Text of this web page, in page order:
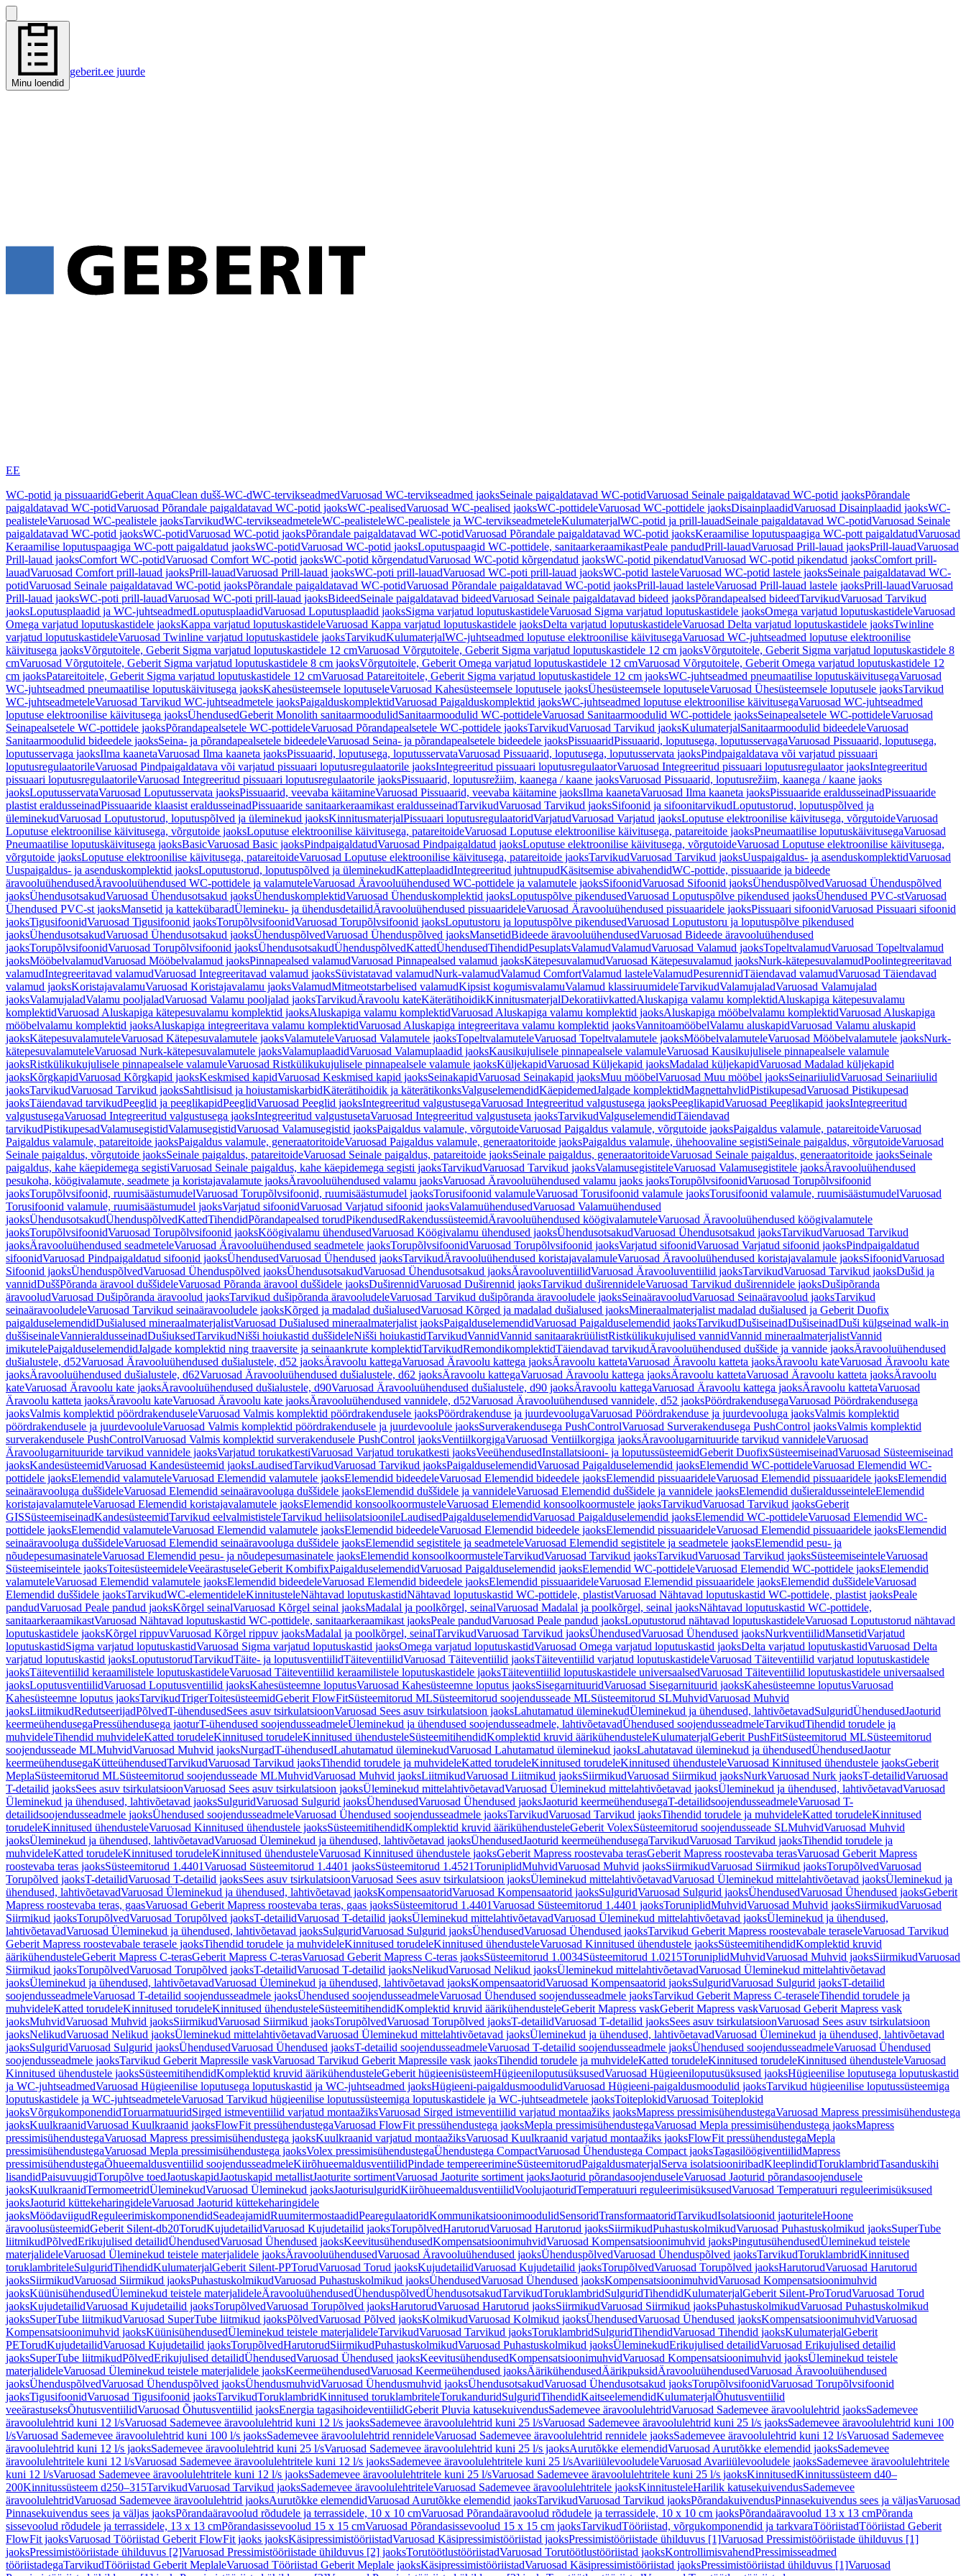
Minu loendid
geberit.ee juurde
EE
WC-potid ja pissuaaridGeberit AquaClean dušš-WC-dWC-tervikseadmedVaruosad WC-tervikseadmed jaoksSeinale paigaldatavad WC-potidVaruosad Seinale paigaldatavad WC-potid jaoksPõrandale
paigaldatavad WC-potidVaruosad Põrandale paigaldatavad WC-potid jaoksWC-pealisedVaruosad WC-pealised jaoksWC-pottideleVaruosad WC-pottidele jaoksDisainplaadidVaruosad Disainplaadid jaoksWC-
pealisteleVaruosad WC-pealistele jaoksTarvikudWC-tervikseadmeteleWC-pealisteleWC-pealistele ja WC-tervikseadmeteleKulumaterjalWC-potid ja prill-lauadSeinale paigaldatavad WC-potidVaruosad Seinale
paigaldatavad WC-potid jaoksWC-potidVaruosad WC-potid jaoksPõrandale paigaldatavad WC-potidVaruosad Põrandale paigaldatavad WC-potid jaoksKeraamilise loputuspaagiga WC-pott paigaldatudVaruosad
Keraamilise loputuspaagiga WC-pott paigaldatud jaoksWC-potidVaruosad WC-potid jaoksLoputuspaagid WC-pottidele, sanitaarkeraamikastPeale pandudPrill-lauadVaruosad Prill-lauad jaoksPrill-lauadVaruosad
Prill-lauad jaoksComfort WC-potidVaruosad Comfort WC-potid jaoksWC-potid kõrgendatudVaruosad WC-potid kõrgendatud jaoksWC-potid pikendatudVaruosad WC-potid pikendatud jaoksComfort prill-
lauadVaruosad Comfort prill-lauad jaoksPrill-lauadVaruosad Prill-lauad jaoksWC-poti prill-lauadVaruosad WC-poti prill-lauad jaoksWC-potid lasteleVaruosad WC-potid lastele jaoksSeinale paigaldatavad WC-
potidVaruosad Seinale paigaldatavad WC-potid jaoksPõrandale paigaldatavad WC-potidVaruosad Põrandale paigaldatavad WC-potid jaoksPrill-lauad lasteleVaruosad Prill-lauad lastele jaoksPrill-lauadVaruosad
Prill-lauad jaoksWC-poti prill-lauadVaruosad WC-poti prill-lauad jaoksBideedSeinale paigaldatavad bideedVaruosad Seinale paigaldatavad bideed jaoksPõrandapealsed bideedTarvikudVaruosad Tarvikud
jaoksLoputusplaadid ja WC-juhtseadmedLoputusplaadidVaruosad Loputusplaadid jaoksSigma varjatud loputuskastideleVaruosad Sigma varjatud loputuskastidele jaoksOmega varjatud loputuskastideleVaruosad
Omega varjatud loputuskastidele jaoksKappa varjatud loputuskastideleVaruosad Kappa varjatud loputuskastidele jaoksDelta varjatud loputuskastideleVaruosad Delta varjatud loputuskastidele jaoksTwinline
varjatud loputuskastideleVaruosad Twinline varjatud loputuskastidele jaoksTarvikudKulumaterjalWC-juhtseadmed loputuse elektroonilise käivitusegaVaruosad WC-juhtseadmed loputuse elektroonilise
käivitusega jaoksVõrgutoitele, Geberit Sigma varjatud loputuskastidele 12 cmVaruosad Võrgutoitele, Geberit Sigma varjatud loputuskastidele 12 cm jaoksVõrgutoitele, Geberit Sigma varjatud loputuskastidele 8
cmVaruosad Võrgutoitele, Geberit Sigma varjatud loputuskastidele 8 cm jaoksVõrgutoitele, Geberit Omega varjatud loputuskastidele 12 cmVaruosad Võrgutoitele, Geberit Omega varjatud loputuskastidele 12
cm jaoksPatareitoitele, Geberit Sigma varjatud loputuskastidele 12 cmVaruosad Patareitoitele, Geberit Sigma varjatud loputuskastidele 12 cm jaoksWC-juhtseadmed pneumaatilise loputuskäivitusegaVaruosad
WC-juhtseadmed pneumaatilise loputuskäivitusega jaoksKahesüsteemsele loputuseleVaruosad Kahesüsteemsele loputusele jaoksÜhesüsteemsele loputuseleVaruosad Ühesüsteemsele loputusele jaoksTarvikud
WC-juhtseadmeteleVaruosad Tarvikud WC-juhtseadmetele jaoksPaigalduskomplektidVaruosad Paigalduskomplektid jaoksWC-juhtseadmed loputuse elektroonilise käivitusegaVaruosad WC-juhtseadmed
loputuse elektroonilise käivitusega jaoksÜhendusedGeberit Monolith sanitaarmoodulidSanitaarmoodulid WC-pottideleVaruosad Sanitaarmoodulid WC-pottidele jaoksSeinapealsetele WC-pottideleVaruosad
Seinapealsetele WC-pottidele jaoksPõrandapealsetele WC-pottideleVaruosad Põrandapealsetele WC-pottidele jaoksTarvikudVaruosad Tarvikud jaoksKulumaterjalSanitaarmoodulid bideedeleVaruosad
Sanitaarmoodulid bideedele jaoksSeina- ja põrandapealsetele bideedeleVaruosad Seina- ja põrandapealsetele bideedele jaoksPissuaaridPissuaarid, loputusega, loputusservagaVaruosad Pissuaarid, loputusega,
loputusservaga jaoksIlma kaanetaVaruosad Ilma kaaneta jaoksPissuaarid, loputusega, loputusservataVaruosad Pissuaarid, loputusega, loputusservata jaoksPindpaigaldatava või varjatud pissuaari
loputusregulaatorileVaruosad Pindpaigaldatava või varjatud pissuaari loputusregulaatorile jaoksIntegreeritud pissuaari loputusregulaatorVaruosad Integreeritud pissuaari loputusregulaator jaoksIntegreeritud
pissuaari loputusregulaatorileVaruosad Integreeritud pissuaari loputusregulaatorile jaoksPissuaarid, loputusrežiim, kaanega / kaane jaoksVaruosad Pissuaarid, loputusrežiim, kaanega / kaane jaoks
jaoksLoputusservataVaruosad Loputusservata jaoksPissuaarid, veevaba käitamineVaruosad Pissuaarid, veevaba käitamine jaoksIlma kaanetaVaruosad Ilma kaaneta jaoksPissuaaride eraldusseinadPissuaaride
plastist eraldusseinadPissuaaride klaasist eraldusseinadPissuaaride sanitaarkeraamikast eraldusseinadTarvikudVaruosad Tarvikud jaoksSifoonid ja sifoonitarvikudLoputustorud, loputuspõlved ja
üleminekudVaruosad Loputustorud, loputuspõlved ja üleminekud jaoksKinnitusmaterjalPissuaari loputusregulaatoridVarjatudVaruosad Varjatud jaoksLoputuse elektroonilise käivitusega, võrgutoideVaruosad
Loputuse elektroonilise käivitusega, võrgutoide jaoksLoputuse elektroonilise käivitusega, patareitoideVaruosad Loputuse elektroonilise käivitusega, patareitoide jaoksPneumaatilise loputuskäivitusegaVaruosad
Pneumaatilise loputuskäivitusega jaoksBasicVaruosad Basic jaoksPindpaigaldatudVaruosad Pindpaigaldatud jaoksLoputuse elektroonilise käivitusega, võrgutoideVaruosad Loputuse elektroonilise käivitusega,
võrgutoide jaoksLoputuse elektroonilise käivitusega, patareitoideVaruosad Loputuse elektroonilise käivitusega, patareitoide jaoksTarvikudVaruosad Tarvikud jaoksUuspaigaldus- ja asenduskomplektidVaruosad
Uuspaigaldus- ja asenduskomplektid jaoksLoputustorud, loputuspõlved ja üleminekudKatteplaadidIntegreeritud juhtnupudKäsitsemise abivahendidWC-pottide, pissuaaride ja bideede
äravooluühendusedÄravooluühendused WC-pottidele ja valamuteleVaruosad Äravooluühendused WC-pottidele ja valamutele jaoksSifoonidVaruosad Sifoonid jaoksÜhenduspõlvedVaruosad Ühenduspõlved
jaoksÜhendusotsakudVaruosad Ühendusotsakud jaoksÜhenduskomplektidVaruosad Ühenduskomplektid jaoksLoputuspõlve pikendusedVaruosad Loputuspõlve pikendused jaoksÜhendused PVC-stVaruosad
Ühendused PVC-st jaoksMansetid ja kattekübaradÜlemineku- ja ühendusdetailidÄravooluühendused pissuaarideleVaruosad Äravooluühendused pissuaaridele jaoksPissuaari sifoonidVaruosad Pissuaari sifoonid
jaoksTigusifoonidVaruosad Tigusifoonid jaoksTorupõlvsifoonidVaruosad Torupõlvsifoonid jaoksLoputustoru ja loputuspõlve pikendusedVaruosad Loputustoru ja loputuspõlve pikendused
jaoksÜhendusotsakudVaruosad Ühendusotsakud jaoksÜhenduspõlvedVaruosad Ühenduspõlved jaoksMansetidBideede äravooluühendusedVaruosad Bideede äravooluühendused
jaoksTorupõlvsifoonidVaruosad Torupõlvsifoonid jaoksÜhendusotsakudÜhenduspõlvedKattedÜhendusedTihendidPesuplatsValamudValamudVaruosad Valamud jaoksTopeltvalamudVaruosad Topeltvalamud
jaoksMööbelvalamudVaruosad Mööbelvalamud jaoksPinnapealsed valamudVaruosad Pinnapealsed valamud jaoksKätepesuvalamudVaruosad Kätepesuvalamud jaoksNurk-kätepesuvalamudPoolintegreeritavad
valamudIntegreeritavad valamudVaruosad Integreeritavad valamud jaoksSüvistatavad valamudNurk-valamudValamud ComfortValamud lasteleValamudPesurennidTäiendavad valamudVaruosad Täiendavad
valamud jaoksKoristajavalamuVaruosad Koristajavalamu jaoksValamudMitmeotstarbelised valamudKipsist kogumisvalamuValamud klassiruumideleTarvikudValamujaladVaruosad Valamujalad
jaoksValamujaladValamu pooljaladVaruosad Valamu pooljalad jaoksTarvikudÄravoolu kateKäterätihoidikKinnitusmaterjalDekoratiivkattedAluskapiga valamu komplektidAluskapiga kätepesuvalamu
komplektidVaruosad Aluskapiga kätepesuvalamu komplektid jaoksAluskapiga valamu komplektidVaruosad Aluskapiga valamu komplektid jaoksAluskapiga mööbelvalamu komplektidVaruosad Aluskapiga
mööbelvalamu komplektid jaoksAluskapiga integreeritava valamu komplektidVaruosad Aluskapiga integreeritava valamu komplektid jaoksVannitoamööbelValamu aluskapidVaruosad Valamu aluskapid
jaoksKätepesuvalamuteleVaruosad Kätepesuvalamutele jaoksValamuteleVaruosad Valamutele jaoksTopeltvalamuteleVaruosad Topeltvalamutele jaoksMööbelvalamuteleVaruosad Mööbelvalamutele jaoksNurk-
kätepesuvalamuteleVaruosad Nurk-kätepesuvalamutele jaoksValamuplaadidVaruosad Valamuplaadid jaoksKausikujulisele pinnapealsele valamuleVaruosad Kausikujulisele pinnapealsele valamule
jaoksRistkülikukujulisele pinnapealsele valamuleVaruosad Ristkülikukujulisele pinnapealsele valamule jaoksKüljekapidVaruosad Küljekapid jaoksMadalad küljekapidVaruosad Madalad küljekapid
jaoksKõrgkapidVaruosad Kõrgkapid jaoksKeskmised kapidVaruosad Keskmised kapid jaoksSeinakapidVaruosad Seinakapid jaoksMuu mööbelVaruosad Muu mööbel jaoksSeinariiulidVaruosad Seinariiulid
jaoksTarvikudVaruosad Tarvikud jaoksSahtlisisud ja hoiustamiskarbidKäterätihoidik ja käterätikonksValguselemendidKäepidemedJalgade komplektidMagnettahvlidPistikupesadVaruosad Pistikupesad
jaoksTäiendavad tarvikudPeeglid ja peeglikapidPeeglidVaruosad Peeglid jaoksIntegreeritud valgustusegaVaruosad Integreeritud valgustusega jaoksPeeglikapidVaruosad Peeglikapid jaoksIntegreeritud
valgustusegaVaruosad Integreeritud valgustusega jaoksIntegreeritud valgustusetaVaruosad Integreeritud valgustuseta jaoksTarvikudValguselemendidTäiendavad
tarvikudPistikupesadValamusegistidValamusegistidVaruosad Valamusegistid jaoksPaigaldus valamule, võrgutoideVaruosad Paigaldus valamule, võrgutoide jaoksPaigaldus valamule, patareitoideVaruosad
Paigaldus valamule, patareitoide jaoksPaigaldus valamule, generaatoritoideVaruosad Paigaldus valamule, generaatoritoide jaoksPaigaldus valamule, ühehoovaline segistiSeinale paigaldus, võrgutoideVaruosad
Seinale paigaldus, võrgutoide jaoksSeinale paigaldus, patareitoideVaruosad Seinale paigaldus, patareitoide jaoksSeinale paigaldus, generaatoritoideVaruosad Seinale paigaldus, generaatoritoide jaoksSeinale
paigaldus, kahe käepidemega segistiVaruosad Seinale paigaldus, kahe käepidemega segisti jaoksTarvikudVaruosad Tarvikud jaoksValamusegistiteleVaruosad Valamusegistitele jaoksÄravooluühendused
pesukoha, köögivalamute, seadmete ja koristajavalamute jaoksÄravooluühendused valamu jaoksVaruosad Äravooluühendused valamu jaoks jaoksTorupõlvsifoonidVaruosad Torupõlvsifoonid
jaoksTorupõlvsifoonid, ruumisäästumudelVaruosad Torupõlvsifoonid, ruumisäästumudel jaoksTorusifoonid valamuleVaruosad Torusifoonid valamule jaoksTorusifoonid valamule, ruumisäästumudelVaruosad
Torusifoonid valamule, ruumisäästumudel jaoksVarjatud sifoonidVaruosad Varjatud sifoonid jaoksValamuühendusedVaruosad Valamuühendused
jaoksÜhendusotsakudÜhenduspõlvedKattedTihendidPõrandapealsed torudPikendusedRakendussüsteemidÄravooluühendused köögivalamuteleVaruosad Äravooluühendused köögivalamutele
jaoksTorupõlvsifoonidVaruosad Torupõlvsifoonid jaoksKöögivalamu ühendusedVaruosad Köögivalamu ühendused jaoksÜhendusotsakudVaruosad Ühendusotsakud jaoksTarvikudVaruosad Tarvikud
jaoksÄravooluühendused seadmeteleVaruosad Äravooluühendused seadmetele jaoksTorupõlvsifoonidVaruosad Torupõlvsifoonid jaoksVarjatud sifoonidVaruosad Varjatud sifoonid jaoksPindpaigaldatud
sifoonidVaruosad Pindpaigaldatud sifoonid jaoksÜhendusedVaruosad Ühendused jaoksTarvikudÄravooluühendused koristajavalamuleVaruosad Äravooluühendused koristajavalamule jaoksSifoonidVaruosad
Sifoonid jaoksÜhenduspõlvedVaruosad Ühenduspõlved jaoksÜhendusotsakudVaruosad Ühendusotsakud jaoksÄravooluventiilidVaruosad Äravooluventiilid jaoksTarvikudVaruosad Tarvikud jaoksDušid ja
vannidDuššPõranda äravool duššideleVaruosad Põranda äravool duššidele jaoksDuširennidVaruosad Duširennid jaoksTarvikud duširennideleVaruosad Tarvikud duširennidele jaoksDušipõranda
äravooludVaruosad Dušipõranda äravoolud jaoksTarvikud dušipõranda äravooludeleVaruosad Tarvikud dušipõranda äravooludele jaoksSeinaäravooludVaruosad Seinaäravoolud jaoksTarvikud
seinaäravooludeleVaruosad Tarvikud seinaäravooludele jaoksKõrged ja madalad dušialusedVaruosad Kõrged ja madalad dušialused jaoksMineraalmaterjalist madalad dušialused ja Geberit Duofix
paigalduselemendidDušialused mineraalmaterjalistVaruosad Dušialused mineraalmaterjalist jaoksPaigalduselemendidVaruosad Paigalduselemendid jaoksTarvikudDušiseinadDušiseinadDuši külgseinad walk-in
duššiseinaleVannieraldusseinadDušiuksedTarvikudNišši hoiukastid duššideleNišši hoiukastidTarvikudVannidVannid sanitaarakrüülistRistkülikukujulised vannidVannid mineraalmaterjalistVannid
imikutelePaigalduselemendidJalgade komplektid ning traaversite ja seinaankrute komplektidTarvikudRemondikomplektidTäiendavad tarvikudÄravooluühendused duššide ja vannide jaoksÄravooluühendused
dušialustele, d52Varuosad Äravooluühendused dušialustele, d52 jaoksÄravoolu kattegaVaruosad Äravoolu kattega jaoksÄravoolu kattetaVaruosad Äravoolu katteta jaoksÄravoolu kateVaruosad Äravoolu kate
jaoksÄravooluühendused dušialustele, d62Varuosad Äravooluühendused dušialustele, d62 jaoksÄravoolu kattegaVaruosad Äravoolu kattega jaoksÄravoolu kattetaVaruosad Äravoolu katteta jaoksÄravoolu
kateVaruosad Äravoolu kate jaoksÄravooluühendused dušialustele, d90Varuosad Äravooluühendused dušialustele, d90 jaoksÄravoolu kattegaVaruosad Äravoolu kattega jaoksÄravoolu kattetaVaruosad
Äravoolu katteta jaoksÄravoolu kateVaruosad Äravoolu kate jaoksÄravooluühendused vannidele, d52Varuosad Äravooluühendused vannidele, d52 jaoksPöördrakendusegaVaruosad Pöördrakendusega
jaoksValmis komplektid pöördrakenduseleVaruosad Valmis komplektid pöördrakendusele jaoksPöördrakenduse ja juurdevoolugaVaruosad Pöördrakenduse ja juurdevooluga jaoksValmis komplektid
pöördrakendusele ja juurdevooluleVaruosad Valmis komplektid pöördrakendusele ja juurdevoolule jaoksSurverakendusega PushControlVaruosad Surverakendusega PushControl jaoksValmis komplektid
surverakendusele PushControlVaruosad Valmis komplektid surverakendusele PushControl jaoksVentiilkorgigaVaruosad Ventiilkorgiga jaoksÄravoolugarnituuride tarvikud vannideleVaruosad
Äravoolugarnituuride tarvikud vannidele jaoksVarjatud torukatkestiVaruosad Varjatud torukatkesti jaoksVeeühendusedInstallatsiooni- ja loputussüsteemidGeberit DuofixSüsteemiseinadVaruosad Süsteemiseinad
jaoksKandesüsteemidVaruosad Kandesüsteemid jaoksLaudisedTarvikudVaruosad Tarvikud jaoksPaigalduselemendidVaruosad Paigalduselemendid jaoksElemendid WC-pottideleVaruosad Elemendid WC-
pottidele jaoksElemendid valamuteleVaruosad Elemendid valamutele jaoksElemendid bideedeleVaruosad Elemendid bideedele jaoksElemendid pissuaarideleVaruosad Elemendid pissuaaridele jaoksElemendid
seinaäravooluga duššideleVaruosad Elemendid seinaäravooluga duššidele jaoksElemendid duššidele ja vannideleVaruosad Elemendid duššidele ja vannidele jaoksElemendid dušieraldusseinteleElemendid
koristajavalamuteleVaruosad Elemendid koristajavalamutele jaoksElemendid konsoolkoormusteleVaruosad Elemendid konsoolkoormustele jaoksTarvikudVaruosad Tarvikud jaoksGeberit
GISSüsteemiseinadKandesüsteemidTarvikud eelvalmististeleTarvikud heliisolatsioonileLaudisedPaigalduselemendidVaruosad Paigalduselemendid jaoksElemendid WC-pottideleVaruosad Elemendid WC-
pottidele jaoksElemendid valamuteleVaruosad Elemendid valamutele jaoksElemendid bideedeleVaruosad Elemendid bideedele jaoksElemendid pissuaarideleVaruosad Elemendid pissuaaridele jaoksElemendid
seinaäravooluga duššideleVaruosad Elemendid seinaäravooluga duššidele jaoksElemendid segistitele ja seadmeteleVaruosad Elemendid segistitele ja seadmetele jaoksElemendid pesu- ja
nõudepesumasinateleVaruosad Elemendid pesu- ja nõudepesumasinatele jaoksElemendid konsoolkoormusteleTarvikudVaruosad Tarvikud jaoksTarvikudVaruosad Tarvikud jaoksSüsteemiseinteleVaruosad
Süsteemiseintele jaoksToitesüsteemideleVeeärastuseleGeberit KombifixPaigalduselemendidVaruosad Paigalduselemendid jaoksElemendid WC-pottideleVaruosad Elemendid WC-pottidele jaoksElemendid
valamuteleVaruosad Elemendid valamutele jaoksElemendid bideedeleVaruosad Elemendid bideedele jaoksElemendid pissuaarideleVaruosad Elemendid pissuaaridele jaoksElemendid duššideleVaruosad
Elemendid duššidele jaoksTarvikudWC-elementideleKinnitusteleNähtavad loputuskastidNähtavad loputuskastid WC-pottidele, plastistVaruosad Nähtavad loputuskastid WC-pottidele, plastist jaoksPeale
pandudVaruosad Peale pandud jaoksKõrgel seinalVaruosad Kõrgel seinal jaoksMadalal ja poolkõrgel, seinalVaruosad Madalal ja poolkõrgel, seinal jaoksNähtavad loputuskastid WC-pottidele,
sanitaarkeraamikastVaruosad Nähtavad loputuskastid WC-pottidele, sanitaarkeraamikast jaoksPeale pandudVaruosad Peale pandud jaoksLoputustorud nähtavad loputuskastideleVaruosad Loputustorud nähtavad
loputuskastidele jaoksKõrgel rippuvVaruosad Kõrgel rippuv jaoksMadalal ja poolkõrgel, seinalTarvikudVaruosad Tarvikud jaoksÜhendusedVaruosad Ühendused jaoksNurkventiilidMansetidVarjatud
loputuskastidSigma varjatud loputuskastidVaruosad Sigma varjatud loputuskastid jaoksOmega varjatud loputuskastidVaruosad Omega varjatud loputuskastid jaoksDelta varjatud loputuskastidVaruosad Delta
varjatud loputuskastid jaoksLoputustorudTarvikudTäite- ja loputusventiilidTäiteventiilidVaruosad Täiteventiilid jaoksTäiteventiilid varjatud loputuskastideleVaruosad Täiteventiilid varjatud loputuskastidele
jaoksTäiteventiilid keraamilistele loputuskastideleVaruosad Täiteventiilid keraamilistele loputuskastidele jaoksTäiteventiilid loputuskastidele universaalsedVaruosad Täiteventiilid loputuskastidele universaalsed
jaoksLoputusventiilidVaruosad Loputusventiilid jaoksKahesüsteemne loputusVaruosad Kahesüsteemne loputus jaoksSisegarnituuridVaruosad Sisegarnituurid jaoksKahesüsteemne loputusVaruosad
Kahesüsteemne loputus jaoksTarvikudTrigerToitesüsteemidGeberit FlowFitSüsteemitorud MLSüsteemitorud soojendusseade MLSüsteemitorud SLMuhvidVaruosad Muhvid
jaoksLiitmikudRedutseerijadPõlvedT-ühendusedSees asuv tsirkulatsioonVaruosad Sees asuv tsirkulatsioon jaoksLahutamatud üleminekudÜleminekud ja ühendused, lahtivõetavadSulguridÜhendusedJaoturid
keermeühendusegaPressühendusega jaoturT-ühendused soojendusseadmeleÜleminekud ja ühendused soojendusseadmele, lahtivõetavadÜhendused soojendusseadmeleTarvikudTihendid torudele ja
muhvideleTihendid muhvideleKatted torudeleKinnitused torudeleKinnitused ühendusteleSüsteemitihendidKomplektid kruvid äärikühendusteleKulumaterjalGeberit PushFitSüsteemitorud MLSüsteemitorud
soojendusseade MLMuhvidVaruosad Muhvid jaoksNurgadT-ühendusedLahutamatud üleminekudVaruosad Lahutamatud üleminekud jaoksLahutatavad üleminekud ja ühendusedÜhendusedJaotur
keermeühendusegaKütteühendusedTarvikudVaruosad Tarvikud jaoksTihendid torudele ja muhvideleKatted torudeleKinnitused torudeleKinnitused ühendusteleVaruosad Kinnitused ühendustele jaoksGeberit
MeplaSüsteemitorud MLSüsteemitorud soojendusseade MLMuhvidVaruosad Muhvid jaoksLiitmikudVaruosad Liitmikud jaoksSiirmikudVaruosad Siirmikud jaoksNurkVaruosad Nurk jaoksT-detailidVaruosad
T-detailid jaoksSees asuv tsirkulatsioonVaruosad Sees asuv tsirkulatsioon jaoksÜleminekud mittelahtivõetavadVaruosad Üleminekud mittelahtivõetavad jaoksÜleminekud ja ühendused, lahtivõetavadVaruosad
Üleminekud ja ühendused, lahtivõetavad jaoksSulguridVaruosad Sulgurid jaoksÜhendusedVaruosad Ühendused jaoksJaoturid keermeühendusegaT-detailidsoojendusseadmeleVaruosad T-
detailidsoojendusseadmele jaoksÜhendused soojendusseadmeleVaruosad Ühendused soojendusseadmele jaoksTarvikudVaruosad Tarvikud jaoksTihendid torudele ja muhvideleKatted torudeleKinnitused
torudeleKinnitused ühendusteleVaruosad Kinnitused ühendustele jaoksSüsteemitihendidKomplektid kruvid äärikühendusteleGeberit VolexSüsteemitorud soojendusseade SLMuhvidVaruosad Muhvid
jaoksÜleminekud ja ühendused, lahtivõetavadVaruosad Üleminekud ja ühendused, lahtivõetavad jaoksÜhendusedJaoturid keermeühendusegaTarvikudVaruosad Tarvikud jaoksTihendid torudele ja
muhvideleKatted torudeleKinnitused torudeleKinnitused ühendusteleVaruosad Kinnitused ühendustele jaoksGeberit Mapress roostevaba terasGeberit Mapress roostevaba terasVaruosad Geberit Mapress
roostevaba teras jaoksSüsteemitorud 1.4401Varuosad Süsteemitorud 1.4401 jaoksSüsteemitorud 1.4521ToruniplidMuhvidVaruosad Muhvid jaoksSiirmikudVaruosad Siirmikud jaoksTorupõlvedVaruosad
Torupõlved jaoksT-detailidVaruosad T-detailid jaoksSees asuv tsirkulatsioonVaruosad Sees asuv tsirkulatsioon jaoksÜleminekud mittelahtivõetavadVaruosad Üleminekud mittelahtivõetavad jaoksÜleminekud ja
ühendused, lahtivõetavadVaruosad Üleminekud ja ühendused, lahtivõetavad jaoksKompensaatoridVaruosad Kompensaatorid jaoksSulguridVaruosad Sulgurid jaoksÜhendusedVaruosad Ühendused jaoksGeberit
Mapress roostevaba teras, gaasVaruosad Geberit Mapress roostevaba teras, gaas jaoksSüsteemitorud 1.4401Varuosad Süsteemitorud 1.4401 jaoksToruniplidMuhvidVaruosad Muhvid jaoksSiirmikudVaruosad
Siirmikud jaoksTorupõlvedVaruosad Torupõlved jaoksT-detailidVaruosad T-detailid jaoksÜleminekud mittelahtivõetavadVaruosad Üleminekud mittelahtivõetavad jaoksÜleminekud ja ühendused,
lahtivõetavadVaruosad Üleminekud ja ühendused, lahtivõetavad jaoksSulguridVaruosad Sulgurid jaoksÜhendusedVaruosad Ühendused jaoksTarvikud Geberit Mapress roostevabale teraseleVaruosad Tarvikud
Geberit Mapress roostevabale terasele jaoksTihendid torudele ja muhvideleKinnitused torudeleKinnitused ühendusteleVaruosad Kinnitused ühendustele jaoksSüsteemitihendidKomplektid kruvid
äärikühendusteleGeberit Mapress C-terasGeberit Mapress C-terasVaruosad Geberit Mapress C-teras jaoksSüsteemitorud 1.0034Süsteemitorud 1.0215ToruniplidMuhvidVaruosad Muhvid jaoksSiirmikudVaruosad
Siirmikud jaoksTorupõlvedVaruosad Torupõlved jaoksT-detailidVaruosad T-detailid jaoksNelikudVaruosad Nelikud jaoksÜleminekud mittelahtivõetavadVaruosad Üleminekud mittelahtivõetavad
jaoksÜleminekud ja ühendused, lahtivõetavadVaruosad Üleminekud ja ühendused, lahtivõetavad jaoksKompensaatoridVaruosad Kompensaatorid jaoksSulguridVaruosad Sulgurid jaoksT-detailid
soojendusseadmeleVaruosad T-detailid soojendusseadmele jaoksÜhendused soojendusseadmeleVaruosad Ühendused soojendusseadmele jaoksTarvikud Geberit Mapress C-teraseleTihendid torudele ja
muhvideleKatted torudeleKinnitused torudeleKinnitused ühendusteleSüsteemitihendidKomplektid kruvid äärikühendusteleGeberit Mapress vaskGeberit Mapress vaskVaruosad Geberit Mapress vask
jaoksMuhvidVaruosad Muhvid jaoksSiirmikudVaruosad Siirmikud jaoksTorupõlvedVaruosad Torupõlved jaoksT-detailidVaruosad T-detailid jaoksSees asuv tsirkulatsioonVaruosad Sees asuv tsirkulatsioon
jaoksNelikudVaruosad Nelikud jaoksÜleminekud mittelahtivõetavadVaruosad Üleminekud mittelahtivõetavad jaoksÜleminekud ja ühendused, lahtivõetavadVaruosad Üleminekud ja ühendused, lahtivõetavad
jaoksSulguridVaruosad Sulgurid jaoksÜhendusedVaruosad Ühendused jaoksT-detailid soojendusseadmeleVaruosad T-detailid soojendusseadmele jaoksÜhendused soojendusseadmeleVaruosad Ühendused
soojendusseadmele jaoksTarvikud Geberit Mapressile vaskVaruosad Tarvikud Geberit Mapressile vask jaoksTihendid torudele ja muhvideleKatted torudeleKinnitused torudeleKinnitused ühendusteleVaruosad
Kinnitused ühendustele jaoksSüsteemitihendidKomplektid kruvid äärikühendusteleGeberit hügieenisüsteemHügieeniloputusüksusedVaruosad Hügieeniloputusüksused jaoksHügieenilise loputusega loputuskastid
ja WC-juhtseadmedVaruosad Hügieenilise loputusega loputuskastid ja WC-juhtseadmed jaoksHügieeni-paigaldusmoodulidVaruosad Hügieeni-paigaldusmoodulid jaoksTarvikud hügieenilise loputussüsteemiga
loputuskastidele ja WC-juhtseadmeteleVaruosad Tarvikud hügieenilise loputussüsteemiga loputuskastidele ja WC-juhtseadmetele jaoksToiteplokidVaruosad Toiteplokid
jaoksVõrgukomponendidToruarmatuuridSirged istmeventiilid varjatud montaažiksVaruosad Sirged istmeventiilid varjatud montaažiks jaoksMapress pressimisühendustegaVaruosad Mapress pressimisühendustega
jaoksKuulkraanidVaruosad Kuulkraanid jaoksFlowFit pressühendustegaVaruosad FlowFit pressühendustega jaoksMepla pressimisühendustegaVaruosad Mepla pressimisühendustega jaoksMapress
pressimisühendustegaVaruosad Mapress pressimisühendustega jaoksKuulkraanid varjatud montaažiksVaruosad Kuulkraanid varjatud montaažiks jaoksFlowFit pressühendustegaMepla
pressimisühendustegaVaruosad Mepla pressimisühendustega jaoksVolex pressimisühendustegaÜhendustega CompactVaruosad Ühendustega Compact jaoksTagasilöögiventiilidMapress
pressimisühendustegaÕhueemaldusventiilid soojendusseadmeleKiirõhueemaldusventiilidPindade tempereerimineSüsteemitorudPaigaldusmaterjalServa isolatsiooniribadKleeplindidToruklambridTasanduskihi
lisandidPaisuvuugidTorupõlve toedJaotuskapidJaotuskapid metallistJaoturite sortimentVaruosad Jaoturite sortiment jaoksJaoturid põrandasoojenduseleVaruosad Jaoturid põrandasoojendusele
jaoksKuulkraanidTermomeetridÜleminekudVaruosad Üleminekud jaoksJaoturisulguridKiirõhueemaldusventiilidVoolujaoturidTemperatuuri reguleerimisüksusedVaruosad Temperatuuri reguleerimisüksused
jaoksJaoturid küttekeharingideleVaruosad Jaoturid küttekeharingidele
jaoksMöödaviigudReguleerimiskomponendidSeadeajamidRuumitermostaadidPearegulaatoridKommunikatsioonimoodulidSensoridTransformaatoridTarvikudIsolatsioonid jaoturiteleHoone
äravoolusüsteemidGeberit Silent-db20TorudKujudetailidVaruosad Kujudetailid jaoksTorupõlvedHarutorudVaruosad Harutorud jaoksSiirmikudPuhastuskolmikudVaruosad Puhastuskolmikud jaoksSuperTube
liitmikudPõlvedErikujulised detailidÜhendusedVaruosad Ühendused jaoksKeevitusühendusedKompensatsioonimuhvidVaruosad Kompensatsioonimuhvid jaoksPingutusühendusedÜleminekud teistele
materjalideleVaruosad Üleminekud teistele materjalidele jaoksÄravooluühendusedVaruosad Äravooluühendused jaoksÜhenduspõlvedVaruosad Ühenduspõlved jaoksTarvikudToruklambridKinnitused
toruklambriteleSulguridTihendidKulumaterjalGeberit Silent-PPTorudVaruosad Torud jaoksKujudetailidVaruosad Kujudetailid jaoksTorupõlvedVaruosad Torupõlved jaoksHarutorudVaruosad Harutorud
jaoksSiirmikudVaruosad Siirmikud jaoksPuhastuskolmikudVaruosad Puhastuskolmikud jaoksÜhendusedVaruosad Ühendused jaoksKompensatsioonimuhvidVaruosad Kompensatsioonimuhvid
jaoksKüünisühendusedÜleminekud teistele materjalideleÄravooluühendusedÜhenduspõlvedÜhendusotsakudTarvikudToruklambridSulguridTihendidKulumaterjalGeberit Silent-ProTorudVaruosad Torud
jaoksKujudetailidVaruosad Kujudetailid jaoksTorupõlvedVaruosad Torupõlved jaoksHarutorudVaruosad Harutorud jaoksSiirmikudVaruosad Siirmikud jaoksPuhastuskolmikudVaruosad Puhastuskolmikud
jaoksSuperTube liitmikudVaruosad SuperTube liitmikud jaoksPõlvedVaruosad Põlved jaoksKolmikudVaruosad Kolmikud jaoksÜhendusedVaruosad Ühendused jaoksKompensatsioonimuhvidVaruosad
Kompensatsioonimuhvid jaoksKüünisühendusedÜleminekud teistele materjalideleTarvikudVaruosad Tarvikud jaoksToruklambridSulguridTihendidVaruosad Tihendid jaoksKulumaterjalGeberit
PETorudKujudetailidVaruosad Kujudetailid jaoksTorupõlvedHarutorudSiirmikudPuhastuskolmikudVaruosad Puhastuskolmikud jaoksÜleminekudErikujulised detailidVaruosad Erikujulised detailid
jaoksSuperTube liitmikudPõlvedErikujulised detailidÜhendusedVaruosad Ühendused jaoksKeevitusühendusedKompensatsioonimuhvidVaruosad Kompensatsioonimuhvid jaoksÜleminekud teistele
materjalideleVaruosad Üleminekud teistele materjalidele jaoksKeermeühendusedVaruosad Keermeühendused jaoksÄärikühendusedÄärikpuksidÄravooluühendusedVaruosad Äravooluühendused
jaoksÜhenduspõlvedVaruosad Ühenduspõlved jaoksÜhendusmuhvidVaruosad Ühendusmuhvid jaoksÜhendusotsakudVaruosad Ühendusotsakud jaoksTorupõlvsifoonidVaruosad Torupõlvsifoonid
jaoksTigusifoonidVaruosad Tigusifoonid jaoksTarvikudToruklambridKinnitused toruklambriteleTorukanduridSulguridTihendidKaitseelemendidKulumaterjalÕhutusventiilid
veeärastuseksÕhutusventiilidVaruosad Õhutusventiilid jaoksEnergia tagasihoideventiilidGeberit Pluvia katusekuivendusSademevee äravoolulehtridVaruosad Sademevee äravoolulehtrid jaoksSademevee
äravoolulehtrid kuni 12 l/sVaruosad Sademevee äravoolulehtrid kuni 12 l/s jaoksSademevee äravoolulehtrid kuni 25 l/sVaruosad Sademevee äravoolulehtrid kuni 25 l/s jaoksSademevee äravoolulehtrid kuni 100
l/sVaruosad Sademevee äravoolulehtrid kuni 100 l/s jaoksSademevee äravoolulehtrid rennideleVaruosad Sademevee äravoolulehtrid rennidele jaoksSademevee äravoolulehtrid kuni 12 l/sVaruosad Sademevee
äravoolulehtrid kuni 12 l/s jaoksSademevee äravoolulehtrid kuni 25 l/sVaruosad Sademevee äravoolulehtrid kuni 25 l/s jaoksAurutõkke elemendidVaruosad Aurutõkke elemendid jaoksSademevee
äravoolulehtritele kuni 12 l/sVaruosad Sademevee äravoolulehtritele kuni 12 l/s jaoksSademevee äravoolulehtritele kuni 25 l/sAvariiülevooludeleVaruosad Avariiülevooludele jaoksSademevee äravoolulehtritele
kuni 12 l/sVaruosad Sademevee äravoolulehtritele kuni 12 l/s jaoksSademevee äravoolulehtritele kuni 25 l/sVaruosad Sademevee äravoolulehtritele kuni 25 l/s jaoksKinnitusedKinnitussüsteem d40–
200Kinnitussüsteem d250–315TarvikudVaruosad Tarvikud jaoksSademevee äravoolulehtriteleVaruosad Sademevee äravoolulehtritele jaoksKinnitusteleHarilik katusekuivendusSademevee
äravoolulehtridVaruosad Sademevee äravoolulehtrid jaoksAurutõkke elemendidVaruosad Aurutõkke elemendid jaoksTarvikudVaruosad Tarvikud jaoksPõrandakuivendusPinnasekuivendus sees ja väljasVaruosad
Pinnasekuivendus sees ja väljas jaoksPõrandaäravoolud rõdudele ja terrassidele, 10 x 10 cmVaruosad Põrandaäravoolud rõdudele ja terrassidele, 10 x 10 cm jaoksPõrandaäravoolud 13 x 13 cmPõranda
sissevoolud rõdudele ja terrassidele, 13 x 13 cmPõrandasissevoolud 15 x 15 cmVaruosad Põrandasissevoolud 15 x 15 cm jaoksTarvikudTööriistad, võrgukomponendid ja tarkvaraTööriistadTööriistad Geberit
FlowFit jaoksVaruosad Tööriistad Geberit FlowFit jaoks jaoksKäsipressimistööriistadVaruosad Käsipressimistööriistad jaoksPressimistööriistade ühilduvus [1]Varuosad Pressimistööriistade ühilduvus [1]
jaoksPressimistööriistade ühilduvus [2]Varuosad Pressimistööriistade ühilduvus [2] jaoksTorutöötlustööriistadVaruosad Torutöötlustööriistad jaoksKontrollimisvahendPressimisseadmed
tööriistadegaTarvikudTööriistad Geberit MeplaleVaruosad Tööriistad Geberit Meplale jaoksKäsipressimistööriistadVaruosad Käsipressimistööriistad jaoksPressimistööriistad ühilduvus [1]Varuosad